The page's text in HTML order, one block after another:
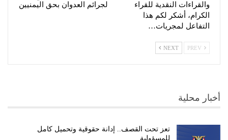
والقراءات النقدية للقراء
الكرام، أشكر لكم هذا
التفاعل لمجريات…
لجرائم العدوان بحق اليمنيين
NEXT
أخبار محلية
تعز تحت القصف.. إدانة حقوقية وتحميل كامل
للمسؤولية